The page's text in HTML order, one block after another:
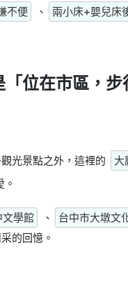
不便
、 兩小床+嬰兒床
「位在市區，
光景點之外，這裡的 大
文學館 、 台中市大墩文
的回憶。